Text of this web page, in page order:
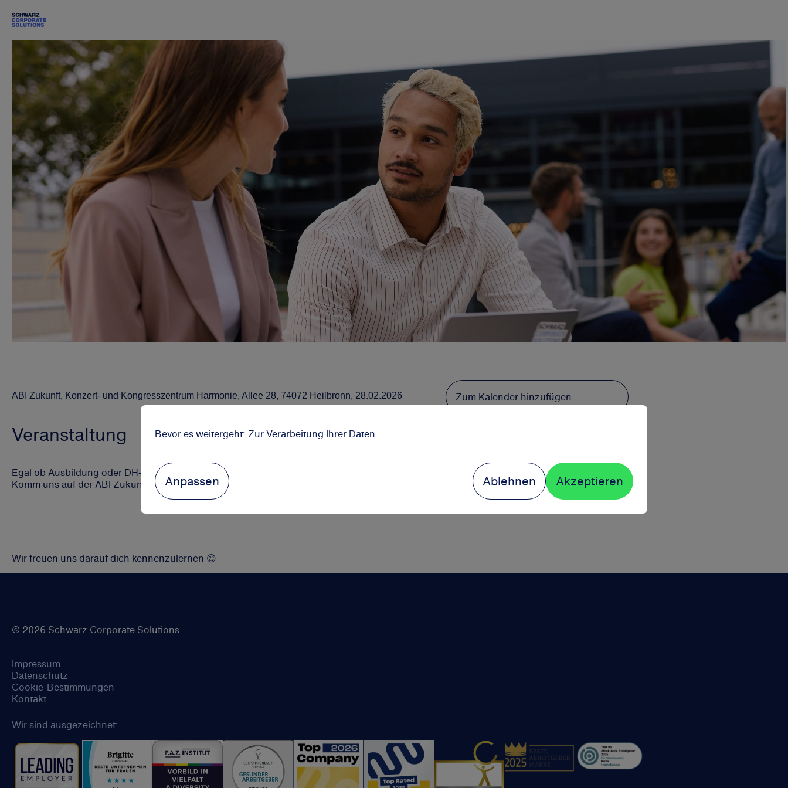
Bevor es weitergeht: Zur Verarbeitung Ihrer Daten
Anpassen Ablehnen Akzeptieren
ABI Zukunft, Konzert- und Kongresszentrum Harmonie, Allee 28, 74072 Heilbronn, 28.02.2026
Veranstaltung
Egal ob Ausbildung oder DH-Studium - Entdecke unsere vielfältigen Einstiegsmöglichkeiten.
Komm uns auf der ABI Zukunft in Heilbronn besuchen.
Zum Kalender hinzufügen
Wir freuen uns darauf dich kennenzulernen 😊
© 2026 Schwarz Corporate Solutions
Impressum
Datenschutz
Cookie-Bestimmungen
Kontakt
Wir sind ausgezeichnet: